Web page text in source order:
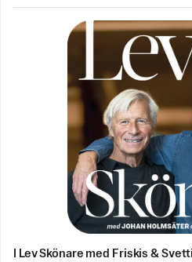
I Lev Skönare med Friskis &